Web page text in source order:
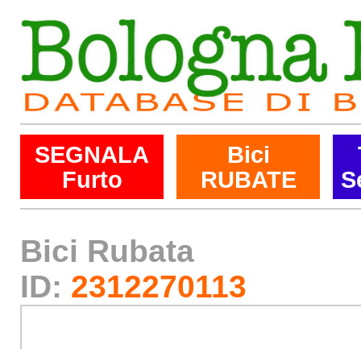
SEGNALA
Furto
Bici
RUBATE
Bici Rubata
ID: 2312270113